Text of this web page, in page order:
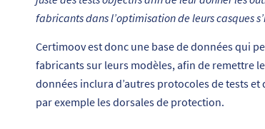
fabricants dans l’optimisation de leurs casques
Certimoov est donc une base de données qui
fabricants sur leurs modèles, afin de remettre
données inclura d’autres protocoles de tests
par exemple les dorsales de protection.